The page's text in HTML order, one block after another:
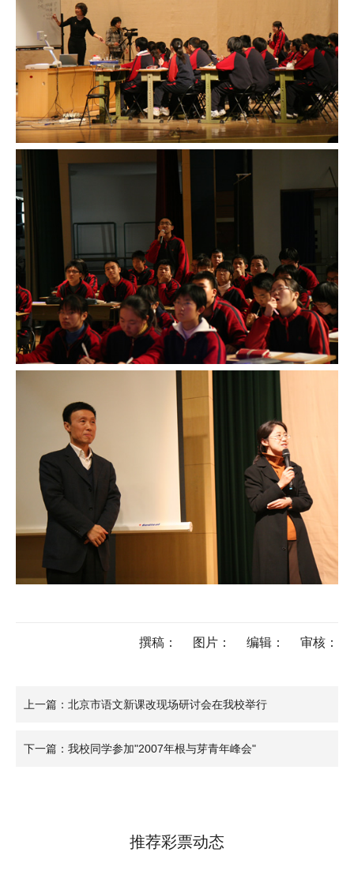
撰稿： 图片： 编辑： 审核：
上一篇：北京市语文新课改现场研讨会在我校举行
下一篇：我校同学参加"2007年根与芽青年峰会"
推荐彩票动态